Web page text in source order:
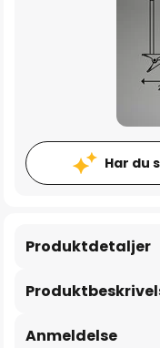
Har du
Produktdetaljer
Anmeldelse